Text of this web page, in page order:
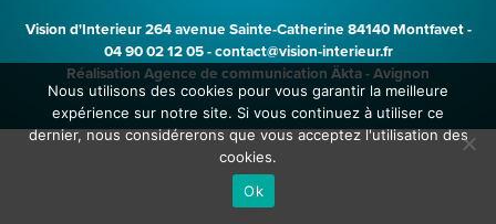
Vision d'Interieur264 avenue Sainte-Catherine 84140 Montfavet -
04 90 02 12 05 - contact@vision-interieur.fr
Réalisation Agence de communication Äkta - Avignon
Nous utilisons des cookies pour vous garantir la meilleure
expérience sur notre site. Si vous continuez à utiliser ce
dernier, nous considérerons que vous acceptez l'utilisation des
cookies.
Ok